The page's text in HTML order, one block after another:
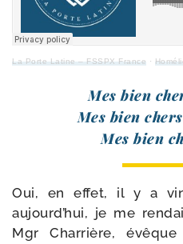
La Porte Latine – FSSPX France ·
Mes bien
Mes bien
Mes bien
Oui, en effet, il y a
aujourd’hui, je me
Mgr Charrière,